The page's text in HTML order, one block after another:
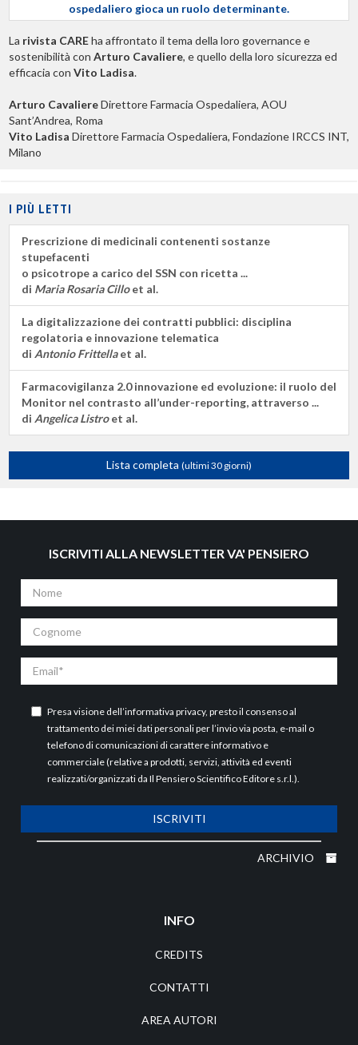
ospedaliero gioca un ruolo determinante.
La rivista CAREha affrontato il tema della loro governance e
sostenibilità con Arturo Cavaliere, e quello della loro sicurezza ed
efficacia con Vito Ladisa.
Arturo CavaliereDirettore Farmacia Ospedaliera, AOU
Sant’Andrea, Roma
Vito Ladisa Direttore Farmacia Ospedaliera, Fondazione IRCCS INT,
Milano
I PIÙ LETTI
Prescrizione di medicinali contenenti sostanze
stupefacenti
o psicotrope a carico del SSN con ricetta ...
di Maria Rosaria Cilloet al.
La digitalizzazione dei contratti pubblici: disciplina
regolatoria e innovazione telematica
di Antonio Frittellaet al.
Farmacovigilanza 2.0 innovazione ed evoluzione: il ruolo del
Monitor nel contrasto all’under-reporting, attraverso ...
di Angelica Listroet al.
Lista completa (ultimi 30 giorni)
ISCRIVITI ALLA NEWSLETTER VA' PENSIERO
Nome
Cognome
Email
Presa visione dell’informativa privacy, presto il consenso al
trattamento dei miei dati personali per l’invio via posta, e-mail o
telefono di comunicazioni di carattere informativo e
commerciale (relative a prodotti, servizi, attività ed eventi
realizzati/organizzati da Il Pensiero Scientifico Editore s.r.l.).
ISCRIVITI
ARCHIVIO
INFO
CREDITS
CONTATTI
AREA AUTORI